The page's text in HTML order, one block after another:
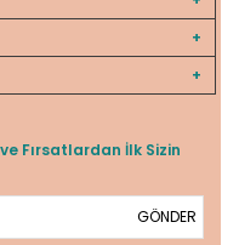
Fırsatlardan İlk Sizin
GÖNDER